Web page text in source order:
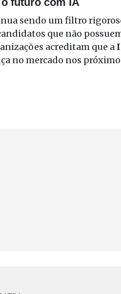
sendo um filtro
que não
acreditam que a
no mercado nos